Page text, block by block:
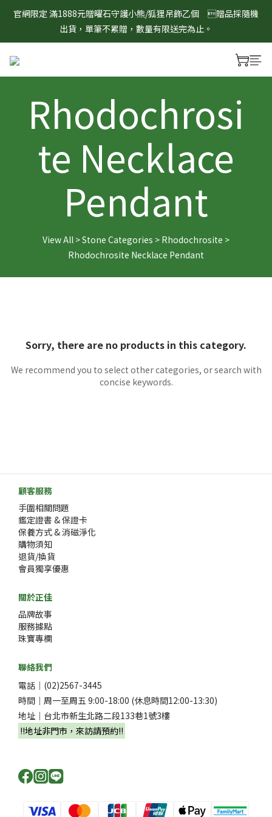
8/1-8/31 淨心護運 全館8折起 記得將商品加入購物車查看最終折
扣金額！
官網限定 滿1888元贈曜石守護小熊/狐狸吊飾乙個　贈品採隨機
出貨，單筆不累贈，數量有限送完為止。
8/1-8/31 淨心護運 全館8折起 記得將商品加入購物車查看最終折
Rhodochrosi
te Necklace
Pendant
View All >Stone Categories > Rhodochrosite >
Rhodochrosite Necklace Pendant
Sorry, there are no products in this category.
We recommend you to select other categories, or search with
concise keywords.
顧客服務
手圍相關問題
鑑定證書 & 保證卡
保養方式 & 消磁淨化
購物須知
退貨/換貨
會員獨享優惠
關於正佳
品牌故事
服務據點
珠寶專欄
聯絡我們
電話｜(02)2567-3445
時間｜周一至周五 9:00-18:00 (休息時間12:00-13:30)
地址｜台北市新生北路二段133巷1號3樓
‼️地址非門市，來訪請預約‼️